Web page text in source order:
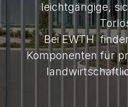
leichtgängige,
Bei EWTH
Komponenten für